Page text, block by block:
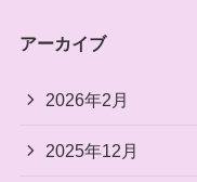
アーカイブ
2026年2月
2025年12月